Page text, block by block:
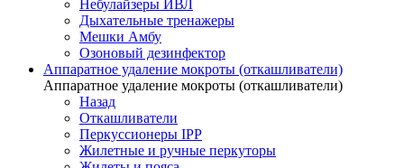
Небулайзеры ИВЛ
Дыхательные тренажеры
Мешки Амбу
Озоновый дезинфектор
Аппаратное удаление мокроты (откашливатели)
Аппаратное удаление мокроты (откашливатели)
Назад
Откашливатели
Перкуссионеры IPP
Жилетные и ручные перкуторы